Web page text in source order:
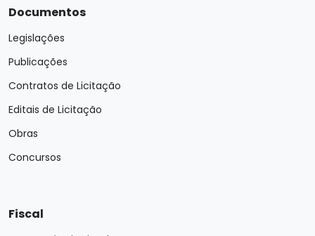
Documentos
Legislações
Publicações
Contratos de Licitação
Editais de Licitação
Obras
Concursos
Fiscal